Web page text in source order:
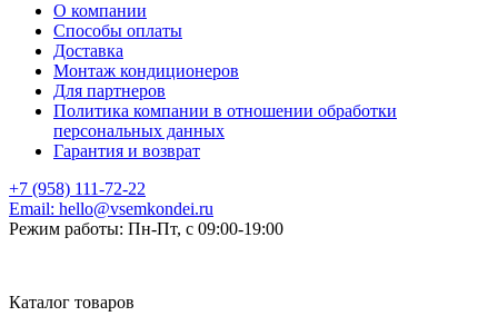
О компании
Способы оплаты
Доставка
Монтаж кондиционеров
Для партнеров
Политика компании в отношении обработки
персональных данных
Гарантия и возврат
+7 (958) 111-72-22
Email: hello@vsemkondei.ru
Режим работы: Пн-Пт, с 09:00-19:00
Каталог товаров